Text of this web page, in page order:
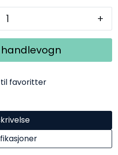
+
handlevogn
til favoritter